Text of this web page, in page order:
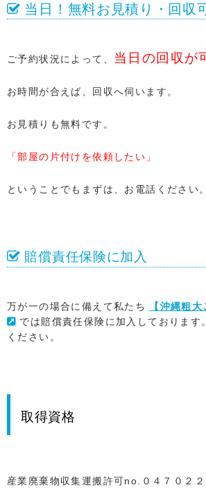
当日！無料お見積り・回収
ご予約状況によって、 当日の回収が
お時間が合えば、回収へ伺います。
お見積りも無料です。
「部屋の片付けを依頼したい」
ということでもまずは、お電話ください。
賠償責任保険に加入
万が一の場合に備えて私たち
【沖縄粗
では賠償責任保険に加入しております
ください。
取得資格
産業廃棄物収集運搬許可no.０４７０２２